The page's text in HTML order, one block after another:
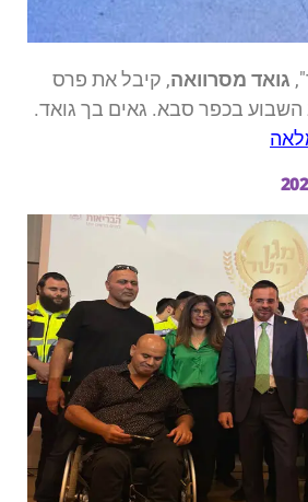
גואד מסרוואה, קיבל את פרס
בכפר סבא. גאים בך גואד.